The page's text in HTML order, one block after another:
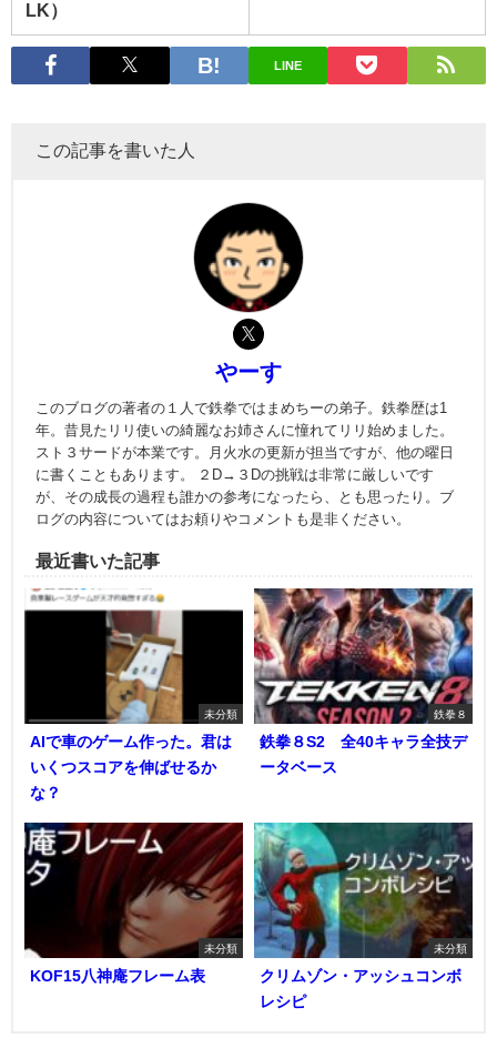
LK）
LINE
この記事を書いた人
やーす
このブログの著者の１人で鉄拳ではまめちーの弟子。鉄拳歴は1
年。昔見たリリ使いの綺麗なお姉さんに憧れてリリ始めました。
スト３サードが本業です。月火水の更新が担当ですが、他の曜日
に書くこともあります。 ２D→３Dの挑戦は非常に厳しいです
が、その成長の過程も誰かの参考になったら、とも思ったり。ブ
ログの内容についてはお頼りやコメントも是非ください。
最近書いた記事
未分類
AIで車のゲーム作った。君は
いくつスコアを伸ばせるか
な？
鉄拳８
鉄拳８S2 全40キャラ全技デ
ータベース
未分類
KOF15八神庵フレーム表
未分類
クリムゾン・アッシュコンボ
レシピ